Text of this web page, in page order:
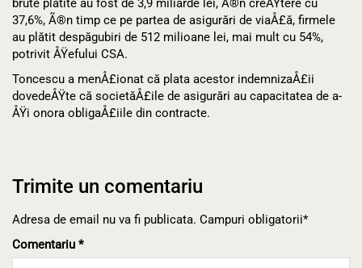
brute plătite au fost de 3,9 miliarde lei, Ã®n creÅŸtere cu
37,6%, Ã®n timp ce pe partea de asigurări de viaÅ£ă, firmele
au plătit despăgubiri de 512 milioane lei, mai mult cu 54%,
potrivit ÅŸefului CSA.
Toncescu a menÅ£ionat că plata acestor indemnizaÅ£ii
dovedeÅŸte că societăÅ£ile de asigurări au capacitatea de a-
ÅŸi onora obligaÅ£iile din contracte.
Trimite un comentariu
Adresa de email nu va fi publicata. Campuri obligatorii*
Comentariu *